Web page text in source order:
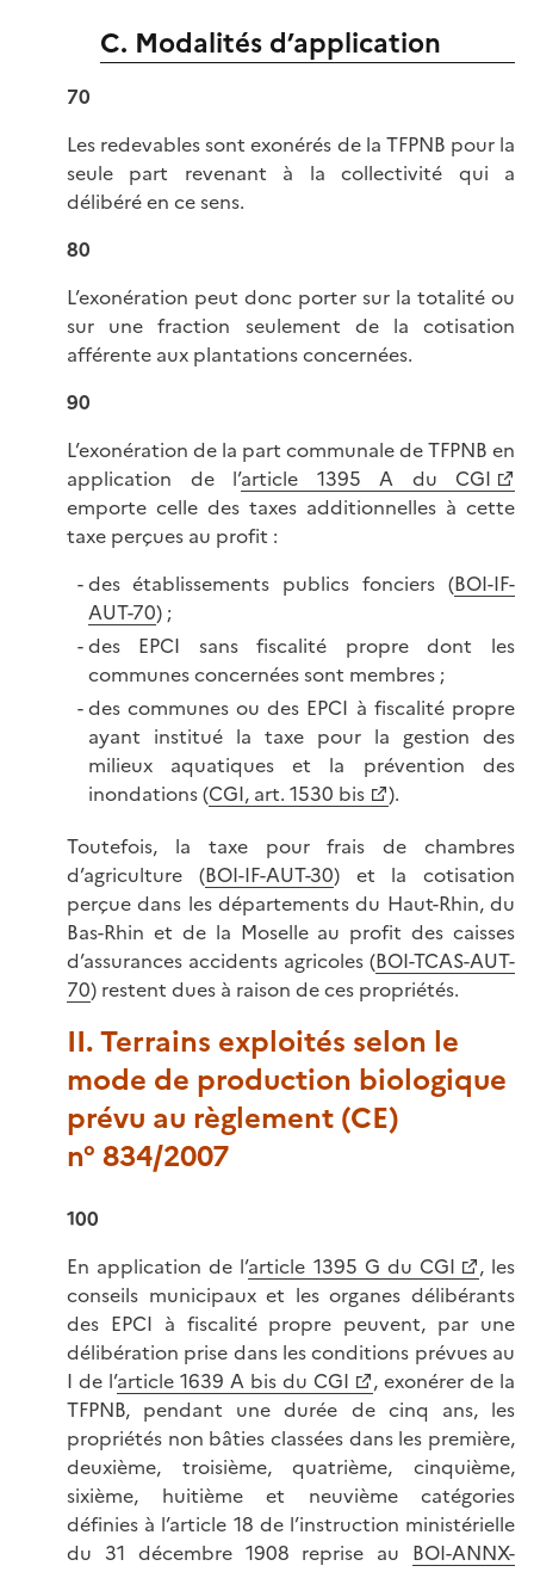
C. Modalités d’application
70
Les redevables sont exonérés de la TFPNB pour la
seule part revenant à la collectivité qui a
délibéré en ce sens.
80
L’exonération peut donc porter sur la totalité ou
sur une fraction seulement de la cotisation
afférente aux plantations concernées.
90
L’exonération de la part communale de TFPNB en
application de l’article 1395 A du CGI
emporte celle des taxes additionnelles à cette
taxe perçues au profit :
des établissements publics fonciers (BOI-IF-
AUT-70) ;
des EPCI sans fiscalité propre dont les
communes concernées sont membres ;
des communes ou des EPCI à fiscalité propre
ayant institué la taxe pour la gestion des
milieux aquatiques et la prévention des
inondations (CGI, art. 1530 bis
).
Toutefois, la taxe pour frais de chambres
d’agriculture (BOI-IF-AUT-30) et la cotisation
perçue dans les départements du Haut-Rhin, du
Bas-Rhin et de la Moselle au profit des caisses
d’assurances accidents agricoles (BOI-TCAS-AUT-
70) restent dues à raison de ces propriétés.
II. Terrains exploités selon le
mode de production biologique
prévu au règlement (CE)
n° 834/2007
100
En application de l’article 1395 G du CGI
, les
conseils municipaux et les organes délibérants
des EPCI à fiscalité propre peuvent, par une
délibération prise dans les conditions prévues au
I de l’article 1639 A bis du CGI
, exonérer de la
TFPNB, pendant une durée de cinq ans, les
propriétés non bâties classées dans les première,
deuxième, troisième, quatrième, cinquième,
sixième, huitième et neuvième catégories
définies à l’article 18 de l’instruction ministérielle
du 31 décembre 1908 reprise au BOI-ANNX-